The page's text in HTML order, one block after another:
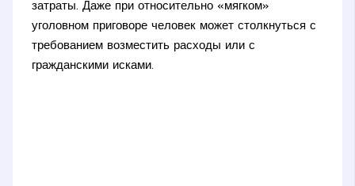
затраты. Даже при относительно «мягком»
уголовном приговоре человек может столкнуться с
требованием возместить расходы или с
гражданскими исками.